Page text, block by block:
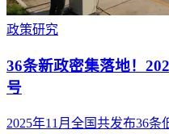
政策研究
36条新政密集落地！
号
2025年11月全国共发布36条